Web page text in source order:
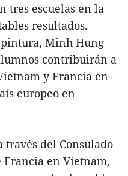
tres escuelas en la
resultados.
Minh Hung
contribuirán a
y Francia en
europeo en
través del Consulado
Francia en Vietnam,